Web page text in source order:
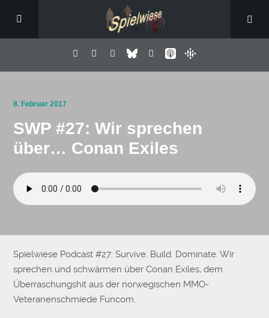
8. Februar 2017
SWP #27: Wir sprechen
über… Conan Exiles
Spielwiese Podcast #27: Survive. Build. Dominate. Wir
sprechen und schwärmen über Conan Exiles, dem
Überraschungshit aus der norwegischen MMO-
Veteranenschmiede Funcom.